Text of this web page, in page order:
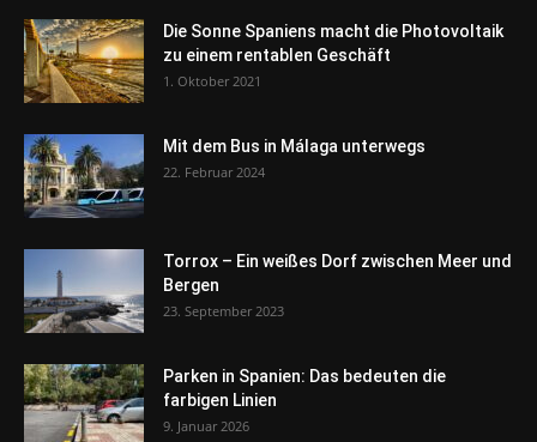
Die Sonne Spaniens macht die Photovoltaik
zu einem rentablen Geschäft
1. Oktober 2021
Mit dem Bus in Málaga unterwegs
22. Februar 2024
Torrox – Ein weißes Dorf zwischen Meer und
Bergen
23. September 2023
Parken in Spanien: Das bedeuten die
farbigen Linien
9. Januar 2026